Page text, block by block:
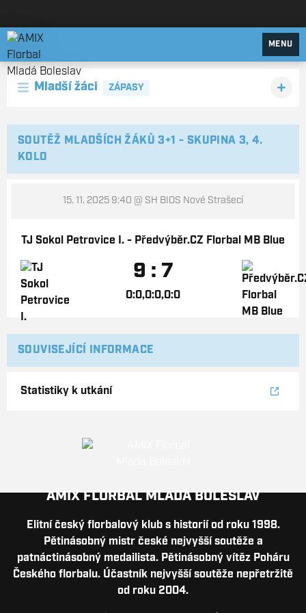
AMIX Florbal Mladá Boleslav
MENU
Mladší žáci ZÁPASY
SOUTĚŽ MLADŠÍCH ŽÁKŮ 3+1 - SKUPINA 3, 4.
KOLO
15. 11. 2025 9:40 @ SH BIOS Nové Strašecí
TJ Sokol Petrovice I. - Předvýběr.CZ Florbal MB Blue
9 : 7
0:0,0:0,0:0
SOUVISEJÍCÍ INFORMACE
Statistiky k utkání
AMIX FLORBAL MLADÁ BOLESLAV
Elitní český florbalový klub s historií od roku 1998.
Pětinásobný mistr české nejvyšší soutěže a
patnáctinásobný medailista. Pětinásobný vítěz Poháru
Českého florbalu. Účastník nejvyšší soutěže nepřetržitě
od roku 2004.